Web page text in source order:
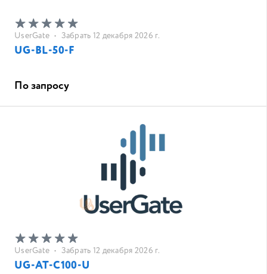
UserGate • Забрать 12 декабря 2026 г.
UG-BL-50-F
По запросу
UserGate • Забрать 12 декабря 2026 г.
UG-AT-C100-U